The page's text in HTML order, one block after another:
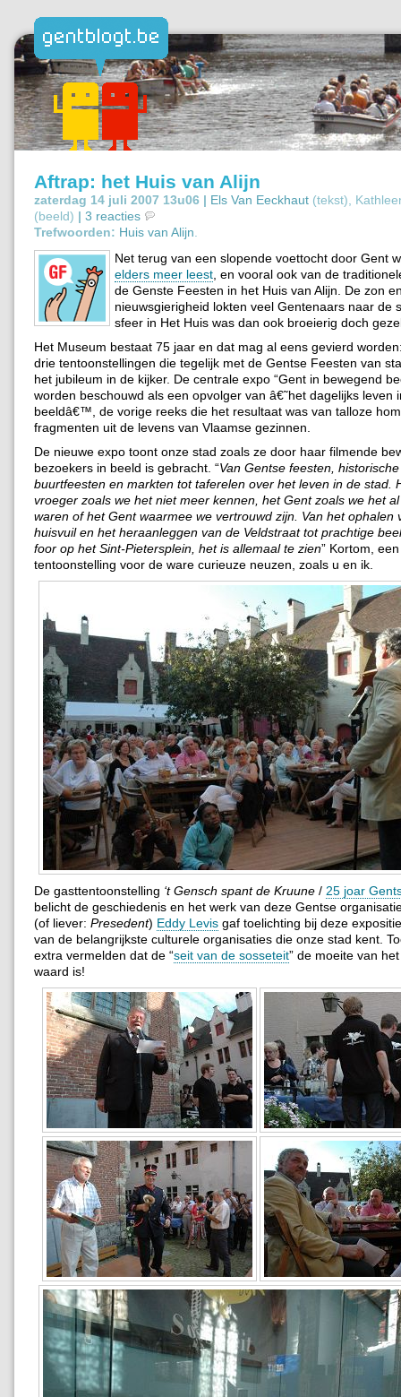
Aftrap: het Huis van Alijn
zaterdag 14 juli 2007 13u06 | Els Van Eeckhaut (tekst),
(beeld) | 3 reacties
Trefwoorden: Huis van Alijn
Net terug van een slopende voettocht door Gent
elders meer leest , en vooral ook van de
de Genste Feesten in het Huis van Alijn. De zon
nieuwsgierigheid lokten veel Gentenaars naar de
sfeer in Het Huis was dan ook broeierig doch
Het Museum bestaat 75 jaar en dat mag al eens gevierd
drie tentoonstellingen die tegelijk met de Gentse Feesten van
het jubileum in de kijker. De centrale expo “Gent in bewegend
worden beschouwd als een opvolger van â€˜het dagelijks leven
beeldâ€™, de vorige reeks die het resultaat was van talloze
fragmenten uit de levens van Vlaamse gezinnen.
De nieuwe expo toont onze stad zoals ze door haar filmende
bezoekers in beeld is gebracht. “Van Gentse feesten,
buurtfeesten en markten tot taferelen over het leven in de stad.
vroeger zoals we het niet meer kennen, het Gent zoals we het
waren of het Gent waarmee we vertrouwd zijn. Van het ophalen
huisvuil en het heraanleggen van de Veldstraat tot prachtige
foor op het Sint-Pietersplein, het is allemaal te zien” Kortom, een
tentoonstelling voor de ware curieuze neuzen, zoals u en ik.
De gasttentoonstelling ‘t Gensch spant de Kruune / 25 joar
belicht de geschiedenis en het werk van deze Gentse
(of liever: Presedent) Eddy Levis gaf toelichting bij deze
van de belangrijkste culturele organisaties die onze stad kent.
extra vermelden dat de “seit van de sosseteit” de moeite van
waard is!